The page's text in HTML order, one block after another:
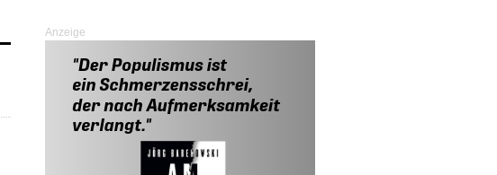
Anzeige